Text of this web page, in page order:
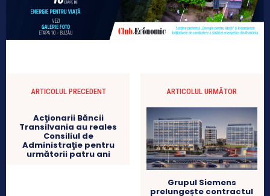
ARTICOLUL PRECEDENT
Acţionarii Băncii
Transilvania au reales
Consiliul de
Administraţie pentru
următorii patru ani
ARTICOLUL URMĂTOR
Grupul Siemens
prelungește contractul